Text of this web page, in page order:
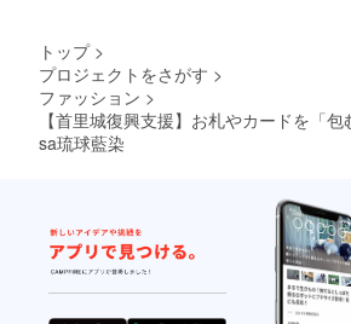
トップ >
プロジェクトをさがす >
ファッション >
【首里城復興支援】お札やカードを「包
sa琉球藍染